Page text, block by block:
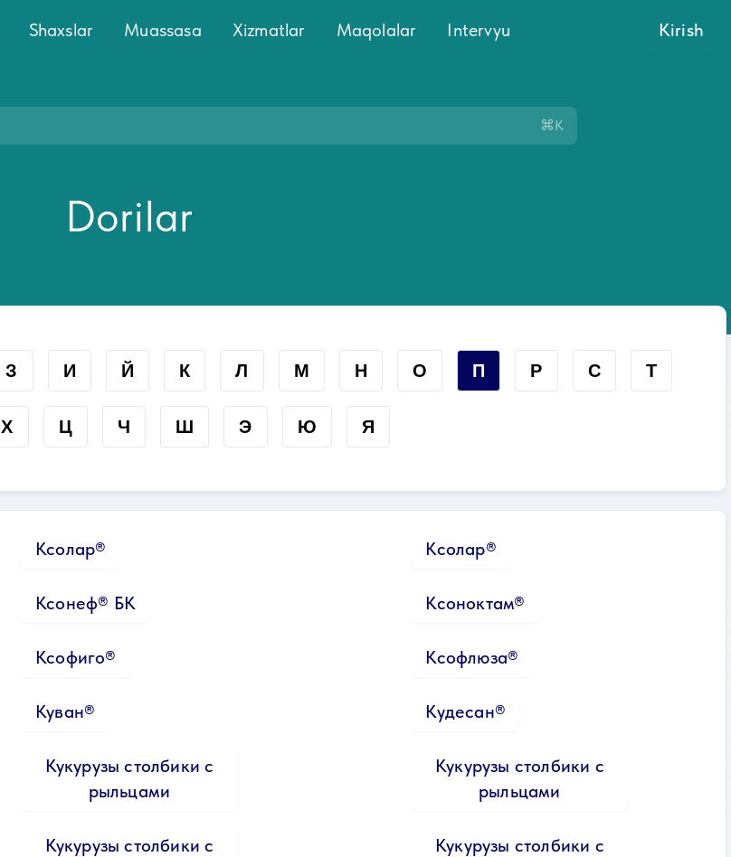
Shaxslar Muassasa Xizmatlar Maqolalar Intervyu Kirish
⌘K
Dorilar
З И Й К Л М Н О П Р С Т
Х Ц Ч Ш Э Ю Я
Ксолар® Ксолар®
Ксонеф® БК Ксоноктам®
Ксофиго® Ксофлюза®
Куван® Кудесан®
Кукурузы столбики с
рыльцами
Кукурузы столбики с
рыльцами
Кукурузы столбики с
Кукурузы столбики с